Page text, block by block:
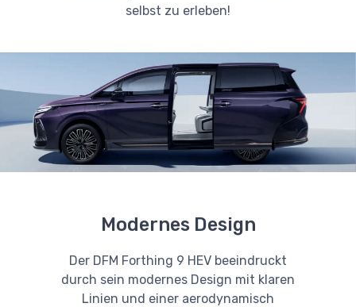
selbst zu erleben!
Modernes Design
Der DFM Forthing 9 HEV beeindruckt
durch sein modernes Design mit klaren
Linien und einer aerodynamisch